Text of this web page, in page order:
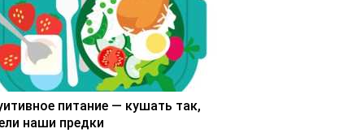
питание — кушать так,
наши предки